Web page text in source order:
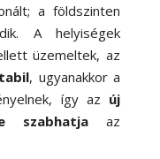
a földszinten
A helyiségek
üzemeltek, az
, ugyanakkor a
így az új
szabhatja az